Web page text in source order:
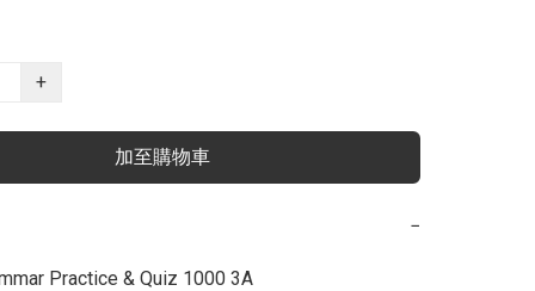
+
加至購物車
−
Practice & Quiz 1000 3A